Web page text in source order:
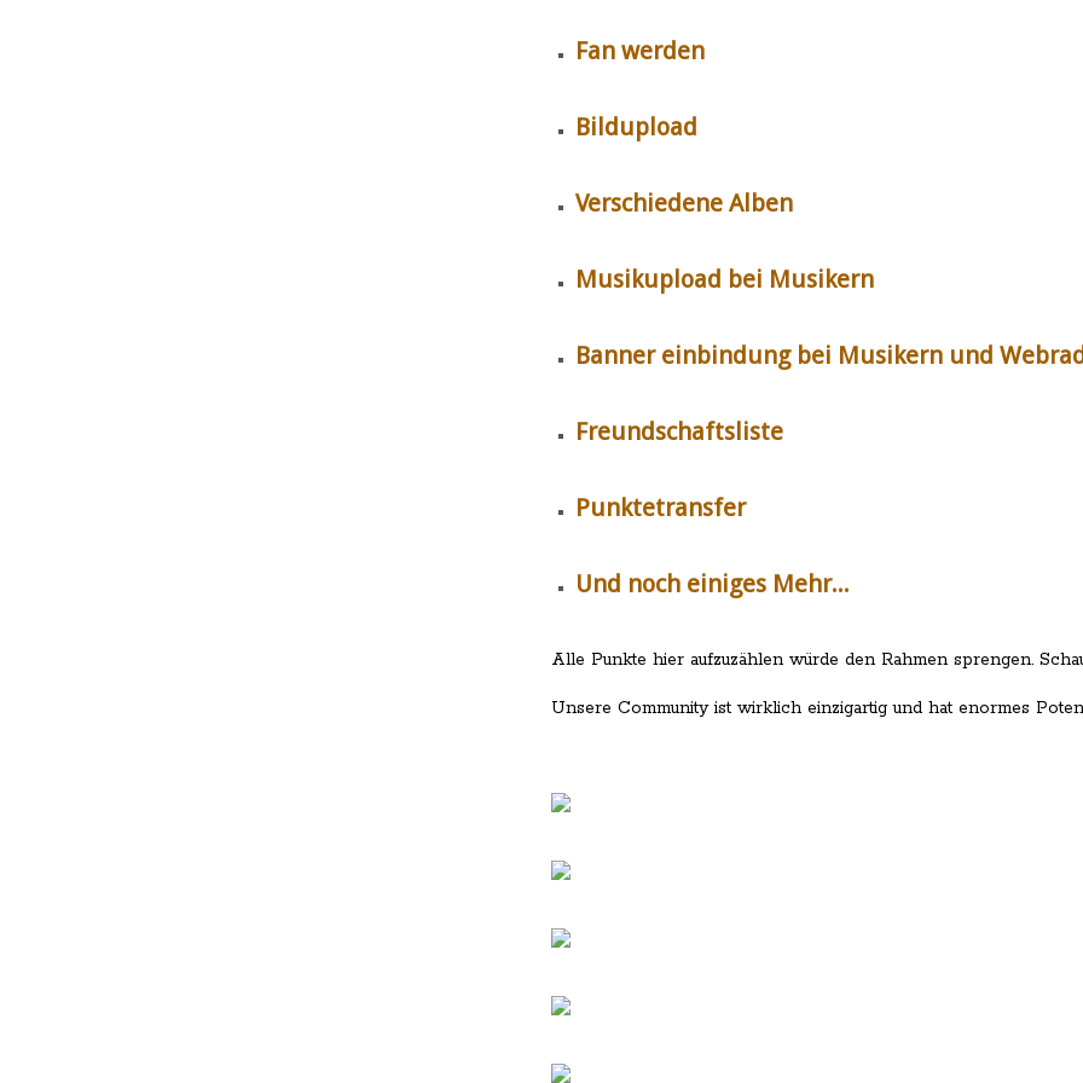
Fan werden
Bildupload
Verschiedene Alben
Musikupload bei Musikern
Banner einbindung bei Musikern und
Freundschaftsliste
Punktetransfer
Und noch einiges Mehr...
Alle Punkte hier aufzuzählen würde den Rahmen sprengen.
Unsere Community ist wirklich einzigartig und hat enormes